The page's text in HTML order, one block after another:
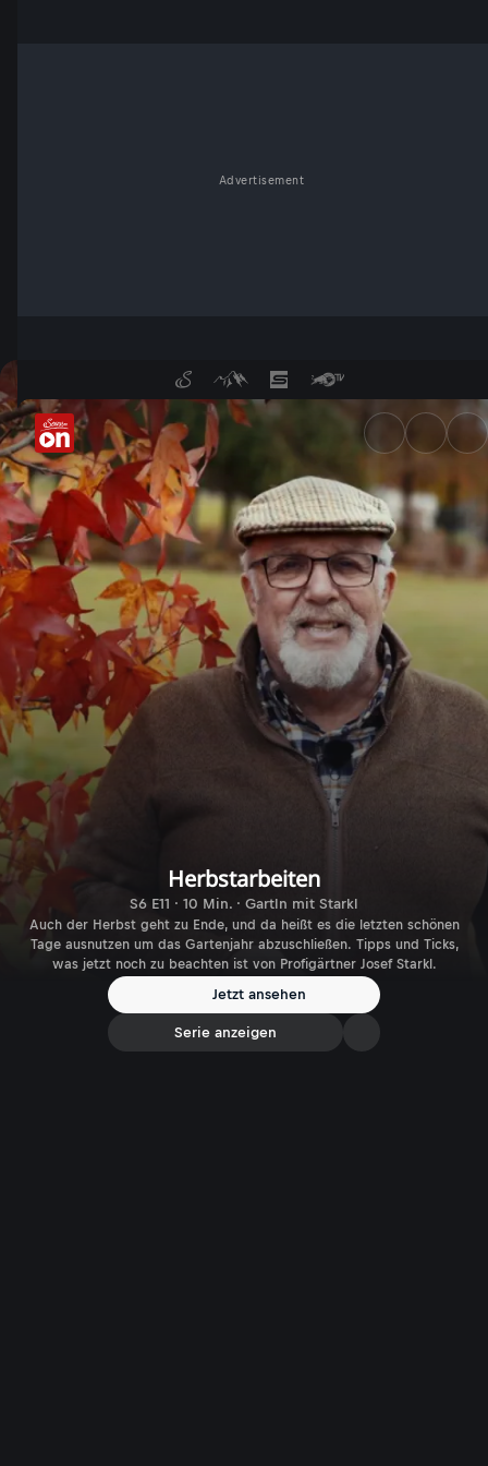
Advertisement
Garten-Tipps von Josef
Herbstarbeiten
S6 E11 · 10 Min. · Gartln mit Starkl
Auch der Herbst geht zu Ende, und da heißt es die letzten schönen
Tage ausnutzen um das Gartenjahr abzuschließen. Tipps und Ticks,
was jetzt noch zu beachten ist von Profigärtner Josef Starkl.
Jetzt ansehen
Serie anzeigen